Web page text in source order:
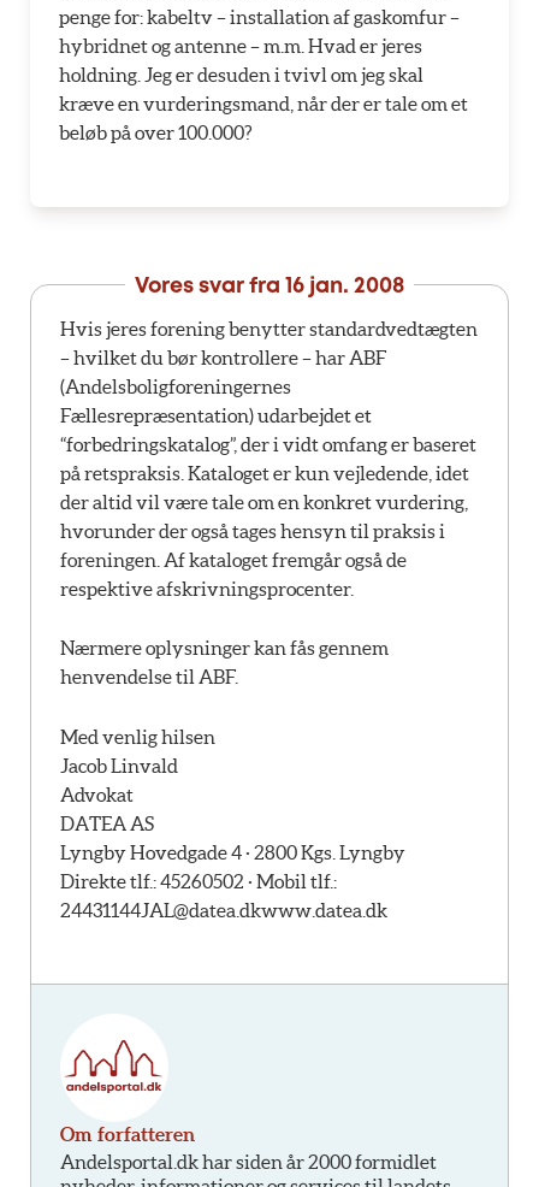
penge for: kabeltv – installation af gaskomfur –
hybridnet og antenne – m.m. Hvad er jeres
holdning. Jeg er desuden i tvivl om jeg skal
kræve en vurderingsmand, når der er tale om et
beløb på over 100.000?
Vores svar fra 16 jan. 2008
Hvis jeres forening benytter standardvedtægten
– hvilket du bør kontrollere – har ABF
(Andelsboligforeningernes
Fællesrepræsentation) udarbejdet et
“forbedringskatalog”, der i vidt omfang er baseret
på retspraksis. Kataloget er kun vejledende, idet
der altid vil være tale om en konkret vurdering,
hvorunder der også tages hensyn til praksis i
foreningen. Af kataloget fremgår også de
respektive afskrivningsprocenter.
Nærmere oplysninger kan fås gennem
henvendelse til ABF.
Med venlig hilsen
Jacob Linvald
Advokat
DATEA AS
Lyngby Hovedgade 4 · 2800 Kgs. Lyngby
Direkte tlf.: 45260502 · Mobil tlf.:
24431144JAL@datea.dkwww.datea.dk
Om forfatteren
Andelsportal.dk har siden år 2000 formidlet